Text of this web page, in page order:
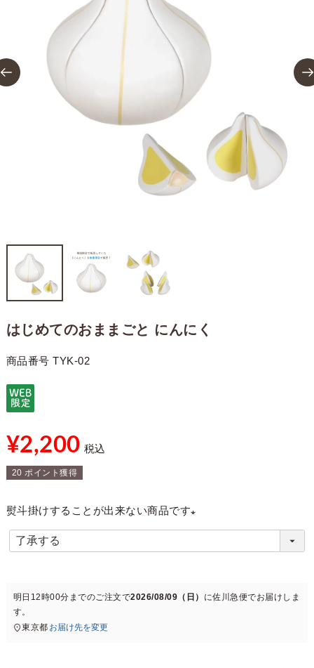
はじめてのおままごと にんにく
商品番号 TYK-02
¥2,200 税込
20 ポイント獲得
熨斗掛けすることが出来ない商品です
必
)
明日 12時00分 までのご注文で2026/08/09（日） に佐川急便でお届けしま
す。
東京都 お届け先を変更